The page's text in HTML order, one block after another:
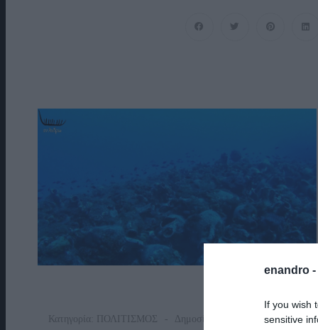
enandro -
If you wish
sensitive
Κατηγορία: ΠΟΛΙΤΙΣΜΟΣ
Δημοσίευση: 03/08/2026